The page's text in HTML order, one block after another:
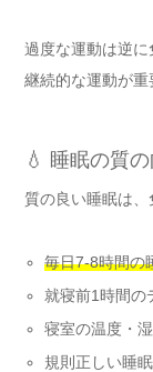
過度な運動は逆
継続的な運動が重
💧 睡眠の質
質の良い睡眠は、
毎日7-8時間の
就寝前1時間の
寝室の温度・
規則正しい睡